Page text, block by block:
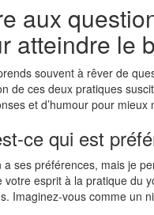
aux
atteindre le
souvent à rêver de
de ces deux pratiques
et d’humour pour
ce qui est
a ses préférences, mais je
votre esprit à la pratique du
Imaginez-vous comme un